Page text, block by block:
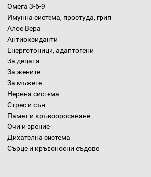
Омега 3-6-9
Имунна система, простуда, грип
Алое Вера
Антиоксиданти
Енерготоници, адаптогени
За децата
За жените
За мъжете
Нервна система
Стрес и сън
Памет и кръвооросяване
Очи и зрение
Дихателна система
Сърце и кръвоносни съдове